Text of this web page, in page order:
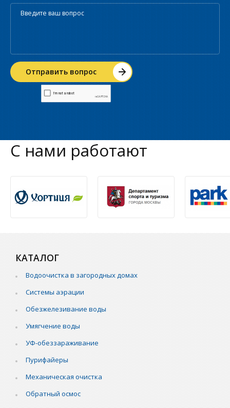
С нами работают
КАТАЛОГ
Водоочистка в загородных домах
Системы аэрации
Обезжелезивание воды
Умягчение воды
УФ-обеззараживание
Пурифайеры
Механическая очистка
Обратный осмос